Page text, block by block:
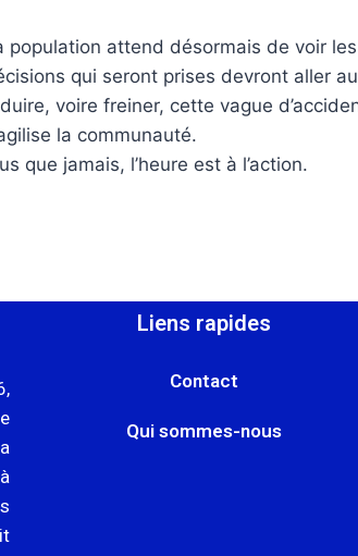
population attend désormais de voir
qui seront prises devront aller
voire freiner, cette vague
la communauté.
que jamais, l’heure est à l’action.
Liens rapides
Contact
Qui sommes-nous